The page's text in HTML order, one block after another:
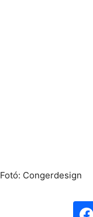
Fotó: Congerdesign